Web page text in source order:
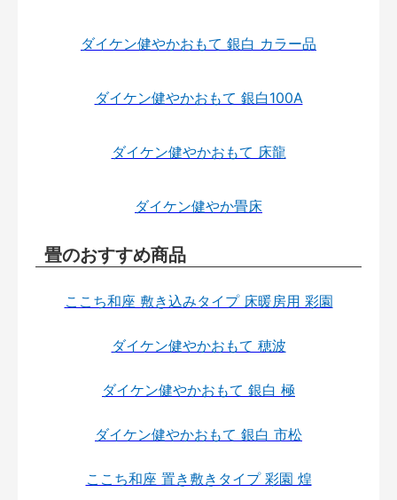
ダイケン健やかおもて 銀白 カラー品
ダイケン健やかおもて 銀白100A
ダイケン健やかおもて 床龍
ダイケン健やか畳床
畳のおすすめ商品
ここち和座 敷き込みタイプ 床暖房用 彩園
ダイケン健やかおもて 穂波
ダイケン健やかおもて 銀白 極
ダイケン健やかおもて 銀白 市松
ここち和座 置き敷きタイプ 彩園 煌